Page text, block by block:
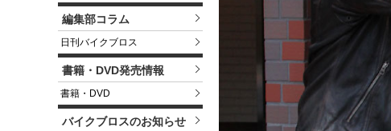
編集部コラム
日刊バイクブロス
書籍・DVD発売情報
書籍・DVD
バイクブロスのお知らせ